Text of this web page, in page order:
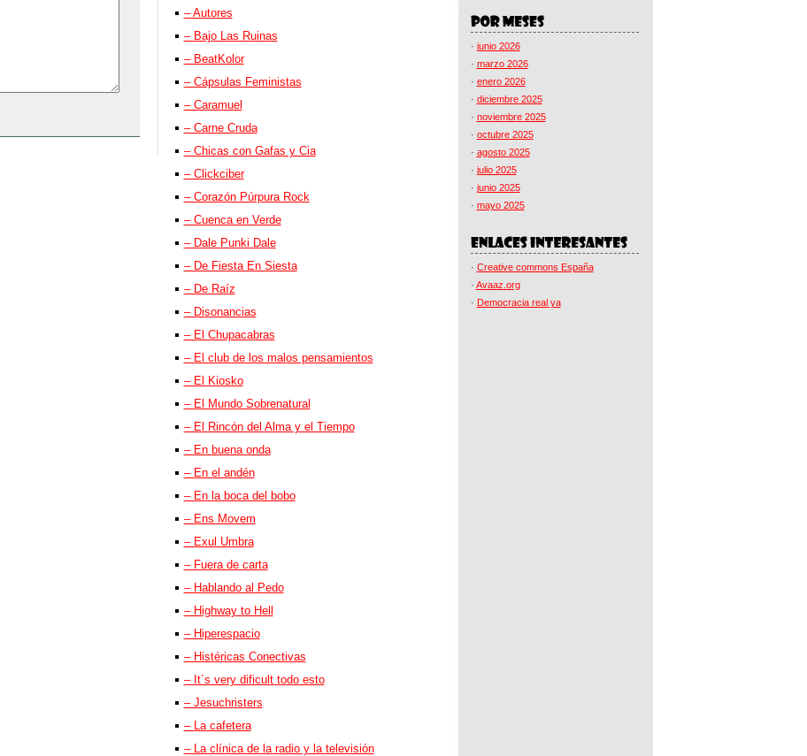
– Autores
– Bajo Las Ruinas
– BeatKolor
– Cápsulas Feministas
– Caramuel
– Carne Cruda
– Chicas con Gafas y Cia
– Clickciber
– Corazón Púrpura Rock
– Cuenca en Verde
– Dale Punki Dale
– De Fiesta En Siesta
– De Raíz
– Disonancias
– El Chupacabras
– El club de los malos pensamientos
– El Kiosko
– El Mundo Sobrenatural
– El Rincón del Alma y el Tiempo
– En buena onda
– En el andén
– En la boca del bobo
– Ens Movem
– Exul Umbra
– Fuera de carta
– Hablando al Pedo
– Highway to Hell
– Hiperespacio
– Histéricas Conectivas
– It´s very dificult todo esto
– Jesuchristers
– La cafetera
– La clínica de la radio y la televisión
· junio 2026
· marzo 2026
· enero 2026
· diciembre 2025
· noviembre 2025
· octubre 2025
· agosto 2025
· julio 2025
· junio 2025
· mayo 2025
· Creative commons España
· Avaaz.org
· Democracia real ya